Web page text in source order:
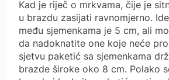
Kad je riječ o mrkvama, čije je
u brazdu zasijati ravnomjerno.
među sjemenkama je 5 cm, ali
da nadoknatite one koje neće
sjetvu paketić sa sjemenkama
brazde široke oko 8 cm. Polako